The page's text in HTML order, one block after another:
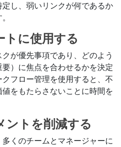
し、弱いリンクが何であるか
トに使用する
が優先事項であり、どのよう
）に焦点を合わせるかを決定
フロー管理を使用すると、不
をもたらさないことに時間を
ントを削減する
くのチームとマネージャーに